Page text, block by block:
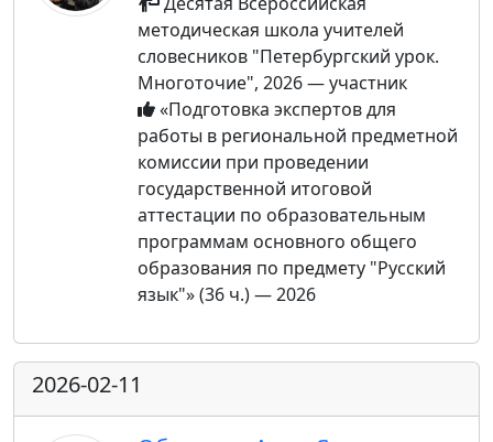
методическая школа учителей
словесников "Петербургский урок.
Многоточие", 2026 — участник
«Подготовка экспертов для
работы в региональной предметной
комиссии при проведении
государственной итоговой
аттестации по образовательным
программам основного общего
образования по предмету "Русский
язык"» (36 ч.) — 2026
2026-02-11